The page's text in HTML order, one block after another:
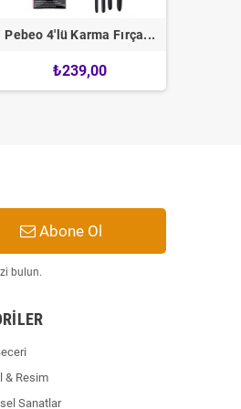
Pebeo 4'lü Karma Fırça...
₺239,00
Abone Ol
bulun.
& Resim
Sanatlar